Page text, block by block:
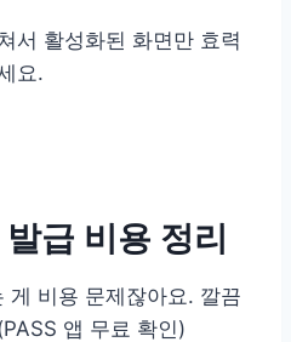
서 활성화된 화면만 효력
요.
급 비용 정리
게 비용 문제잖아요. 깔끔
앱 무료 확인)